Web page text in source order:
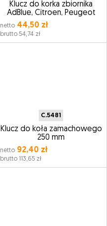
Klucz do korka zbiornika
AdBlue, Citroen, Peugeot
netto44,50 zł
brutto 54,74 zł
C.5481
Klucz do koła zamachowego
250 mm
netto92,40 zł
brutto 113,65 zł